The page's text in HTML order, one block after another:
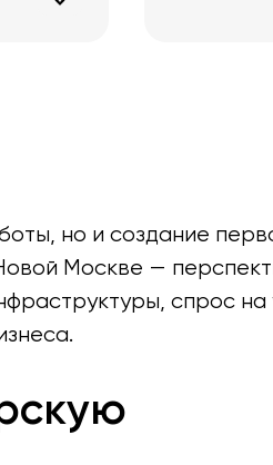
но и создание
Москве —
спрос на